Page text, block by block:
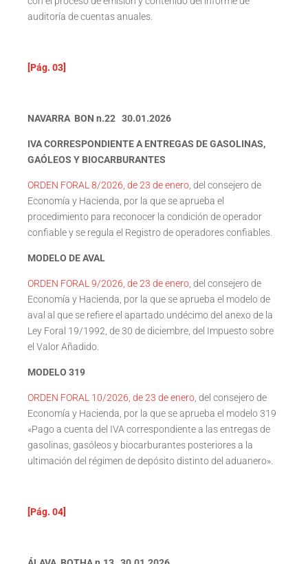
auditoría de cuentas anuales.
[Pág. 03]
NAVARRA BON n.22 30.01.2026
IVA CORRESPONDIENTE A ENTREGAS DE GASOLINAS,
GAÓLEOS Y BIOCARBURANTES
ORDEN FORAL 8/2026, de 23 de enero, del consejero de
Economía y Hacienda, por la que se aprueba el
procedimiento para reconocer la condición de operador
confiable y se regula el Registro de operadores confiables.
MODELO DE AVAL
ORDEN FORAL 9/2026, de 23 de enero, del consejero de
Economía y Hacienda, por la que se aprueba el modelo de
aval al que se refiere el apartado undécimo del anexo de la
Ley Foral 19/1992, de 30 de diciembre, del Impuesto sobre
el Valor Añadido.
MODELO 319
ORDEN FORAL 10/2026, de 23 de enero, del consejero de
Economía y Hacienda, por la que se aprueba el modelo 319
«Pago a cuenta del IVA correspondiente a las entregas de
gasolinas, gasóleos y biocarburantes posteriores a la
ultimación del régimen de depósito distinto del aduanero».
[Pág. 04]